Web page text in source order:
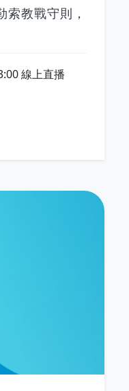
索教戰守則，
線上直播